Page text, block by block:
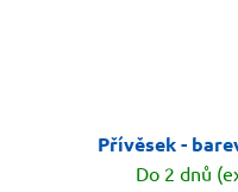
Přívěsek -
Do 2 dnů